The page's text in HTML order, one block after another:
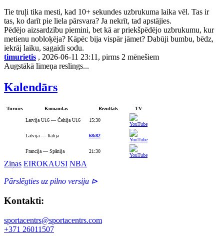
Tie truļi tika mesti, kad 10+ sekundes uzbrukuma laika vēl. Tas ir
tas, ko darīt pie liela pārsvara? Ja nekrīt, tad apstājies.
Pēdējo aizsardzību piemini, bet kā ar priekšpēdējo uzbrukumu, kur
metienu nobloķēja? Kāpēc bija vispār jāmet? Dabūji bumbu, bēdz,
iekrāj laiku, sagaidi sodu.
timurietis , 2026-06-11 23:11, pirms 2 mēnešiem
Augstākā līmeņa reslings...
Kalendārs
Turnīrs Komandas Rezultāts TV
Latvija U16 — Čehija U16 15:30
Latvija — Itālija 68:82
Francija — Spānija 21:30
Ziņas EIROKAUSI NBA
Pārslēgties uz pilno versiju ⊳
Kontakti:
sportacentrs@sportacentrs.com
+371 26011507